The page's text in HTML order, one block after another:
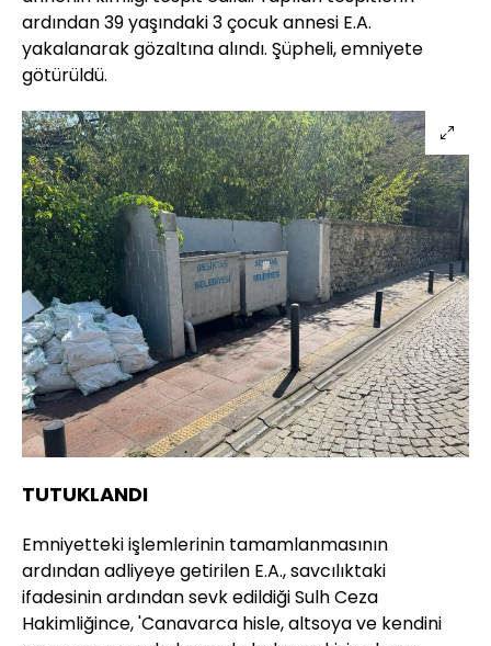
ardından 39 yaşındaki 3 çocuk annesi E.A.
yakalanarak gözaltına alındı. Şüpheli, emniyete
götürüldü.
TUTUKLANDI
Emniyetteki işlemlerinin tamamlanmasının
ardından adliyeye getirilen E.A., savcılıktaki
ifadesinin ardından sevk edildiği Sulh Ceza
Hakimliğince, 'Canavarca hisle, altsoya ve kendini